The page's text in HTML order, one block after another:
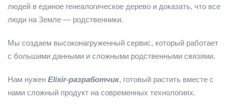
людей в единое генеалогическое дерево и доказать, что все
люди на Земле — родственники.
Мы создаем высоконагруженный сервис, который работает
с большими данными и сложными родственными связями.
Нам нужен Elixir-разработчик, готовый растить вместе с
нами сложный продукт на современных технологиях.